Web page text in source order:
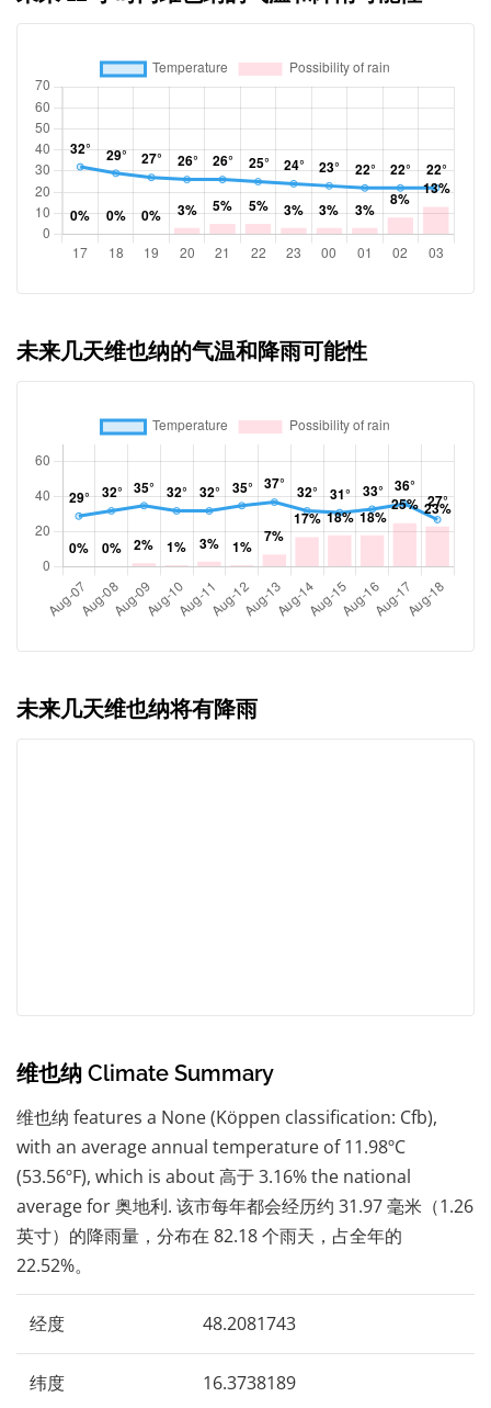
未来几天维也纳的气温和降雨可能性
未来几天维也纳将有降雨
维也纳 Climate Summary
维也纳 features a None (Köppen classification: Cfb),
with an average annual temperature of 11.98ºC
(53.56ºF), which is about 高于 3.16% the national
average for 奥地利. 该市每年都会经历约 31.97 毫米（1.26
英寸）的降雨量，分布在 82.18 个雨天，占全年的
22.52%。
经度 48.2081743
纬度 16.3738189